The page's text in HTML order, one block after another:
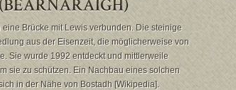
Brücke mit Lewis verbunden. Die steinige
aus der Eisenzeit, die möglicherweise von
Sie wurde 1992 entdeckt und mittlerweile
sie zu schützen. Ein Nachbau eines solchen
in der Nähe von Bostadh [Wikipedia].